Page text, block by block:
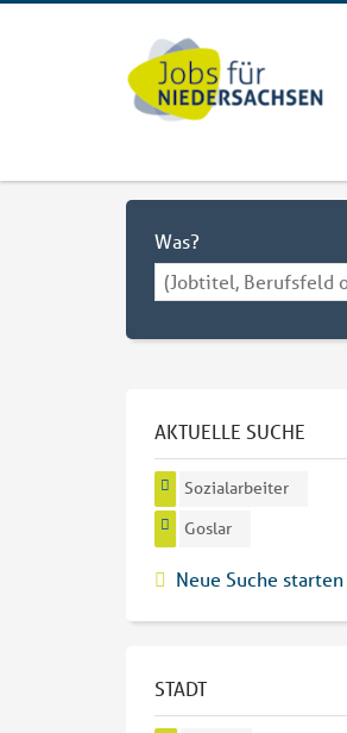
Was?
AKTUELLE SUCHE
Sozialarbeiter
Goslar
Neue Suche starten
STADT